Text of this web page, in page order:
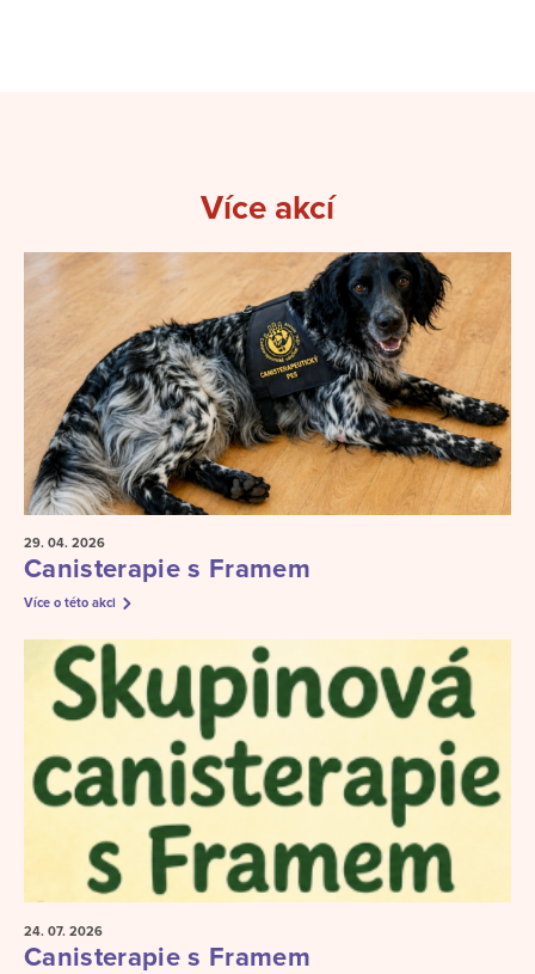
Více akcí
29. 04. 2026
Canisterapie s Framem
Více o této akci
24. 07. 2026
Canisterapie s Framem